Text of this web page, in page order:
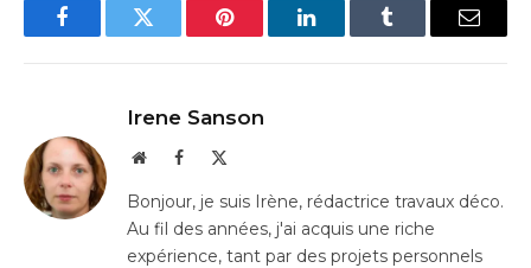
FacebookTwitter Pinterest LinkedInTumblr Email
Irene Sanson
WebsiteFacebook
Bonjour, je suis Irène, rédactrice travaux déco.
Au fil des années, j'ai acquis une riche
expérience, tant par des projets personnels